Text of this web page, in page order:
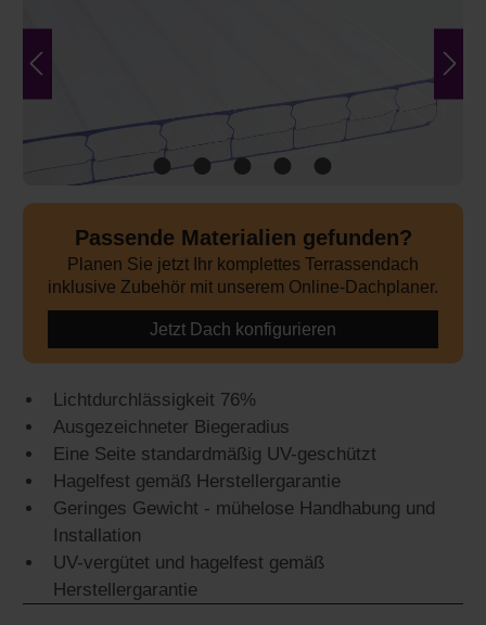
Passende Materialien gefunden?
Planen Sie jetzt Ihr komplettes Terrassendach
inklusive Zubehör mit unserem Online-Dachplaner.
Jetzt Dach konfigurieren
Lichtdurchlässigkeit 76%
Ausgezeichneter Biegeradius
Eine Seite standardmäßig UV-geschützt
Hagelfest gemäß Herstellergarantie
Geringes Gewicht - mühelose Handhabung und
Installation
UV-vergütet und hagelfest gemäß
Herstellergarantie